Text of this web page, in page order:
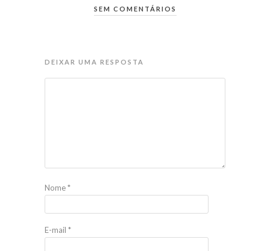
SEM COMENTÁRIOS
DEIXAR UMA RESPOSTA
Nome*
E-mail *